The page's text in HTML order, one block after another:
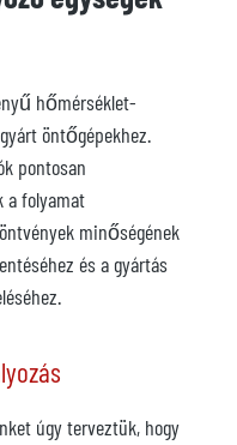
hőmérséklet-
öntőgépekhez.
pontosan
a folyamat
minőségének
és a gyártás
úgy terveztük, hogy